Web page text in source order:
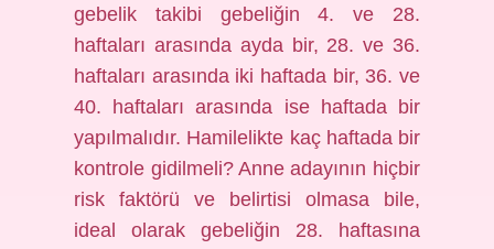
gebelik takibi gebeliğin 4. ve 28.
haftaları arasında ayda bir, 28. ve 36.
haftaları arasında iki haftada bir, 36. ve
40. haftaları arasında ise haftada bir
yapılmalıdır. Hamilelikte kaç haftada bir
kontrole gidilmeli? Anne adayının hiçbir
risk faktörü ve belirtisi olmasa bile,
ideal olarak gebeliğin 28. haftasına